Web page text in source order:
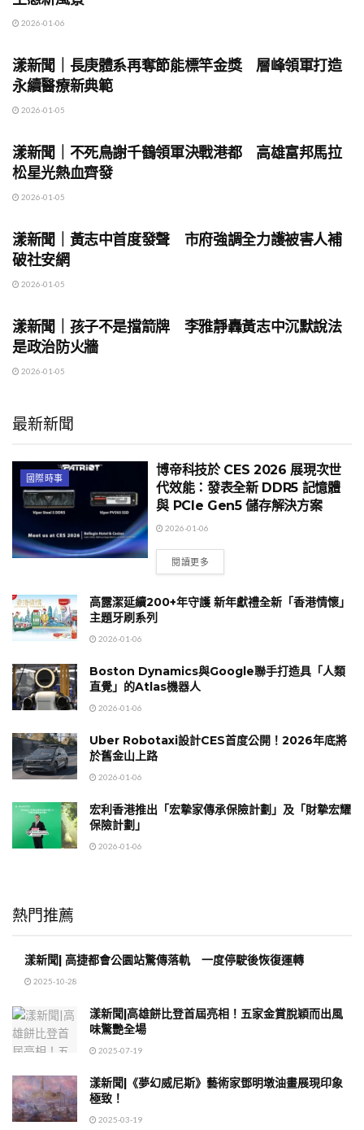
2026-01-06
漾新聞｜長庚體系再奪節能標竿金獎 層峰領軍打造
永續醫療新典範
2026-01-05
漾新聞｜不死鳥謝千鶴領軍決戰港都 高雄富邦馬拉
松星光熱血齊發
2026-01-05
漾新聞｜黃志中首度發聲 市府強調全力護被害人補
破社安網
2026-01-05
漾新聞｜孩子不是擋箭牌 李雅靜轟黃志中沉默說法
是政治防火牆
2026-01-05
最新新聞
國際時事
博帝科技於 CES 2026 展現次世
代效能：發表全新 DDR5 記憶體
與 PCIe Gen5 儲存解決方案
2026-01-06
閱讀更多
高露潔延續200+年守護 新年獻禮全新「香港情懷」
主題牙刷系列
2026-01-06
Boston Dynamics與Google聯手打造具「人類
直覺」的Atlas機器人
2026-01-06
Uber Robotaxi設計CES首度公開！2026年底將
於舊金山上路
2026-01-06
宏利香港推出「宏摯家傳承保險計劃」及「財摯宏耀
保險計劃」
2026-01-06
熱門推薦
漾新聞| 高捷都會公園站驚傳落軌 一度停駛後恢復運轉
2025-10-28
漾新聞|高雄餅比登首屆亮相！五家金賞脫穎而出風
味驚艷全場
2025-07-19
漾新聞|《夢幻威尼斯》藝術家鄧明墩油畫展現印象
極致！
2025-03-19